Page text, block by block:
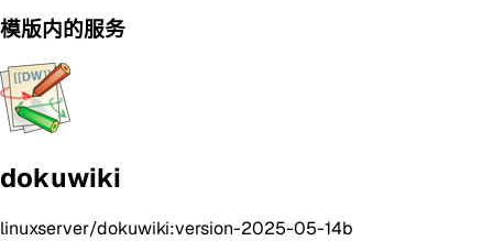
模版内的服务
dokuwiki
linuxserver/dokuwiki:version-2025-05-14b